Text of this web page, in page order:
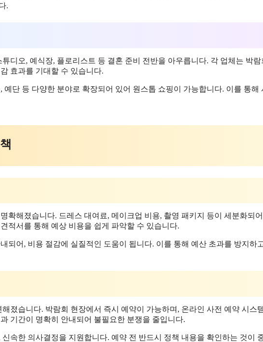
.
디오, 예식장, 플로리스트 등 결혼 준비 전반을 아우릅니다. 각 업체는 박람
효과를 기대할 수 있습니다.
단 등 다양한 분야로 확장되어 있어 원스톱 쇼핑이 가능합니다. 이를 통해
확해졌습니다. 드레스 대여료, 메이크업 비용, 촬영 패키지 등이 세분화되
적서를 통해 예상 비용을 쉽게 파악할 수 있습니다.
되어, 비용 절감에 실질적인 도움이 됩니다. 이를 통해 예산 초과를 방지하
졌습니다. 박람회 현장에서 즉시 예약이 가능하며, 온라인 사전 예약 시스
기간이 명확히 안내되어 불필요한 분쟁을 줄입니다.
속한 의사결정을 지원합니다. 예약 전 반드시 정책 내용을 확인하는 것이